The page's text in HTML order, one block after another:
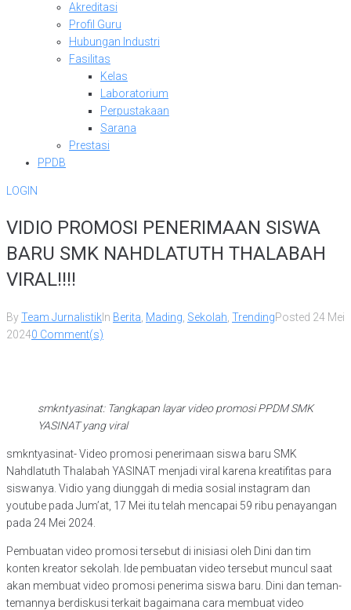
Akreditasi
Profil Guru
Hubungan Industri
Fasilitas
Kelas
Laboratorium
Perpustakaan
Sarana
Prestasi
PPDB
LOGIN
VIDIO PROMOSI PENERIMAAN SISWA
BARU SMK NAHDLATUTH THALABAH
VIRAL!!!!
ByTeam Jurnalistik In Berita Mading Sekolah TrendingPosted 24 Mei
20240 Comment(s)
smkntyasinat: Tangkapan layar video promosi PPDM SMK
YASINAT yang viral
smkntyasinat- Video promosi penerimaan siswa baru SMK
Nahdlatuth Thalabah YASINAT menjadi viral karena kreatifitas para
siswanya. Vidio yang diunggah di media sosial instagram dan
youtube pada Jum’at, 17 Mei itu telah mencapai 59 ribu penayangan
pada 24 Mei 2024.
Pembuatan video promosi tersebut di inisiasi oleh Dini dan tim
konten kreator sekolah. Ide pembuatan video tersebut muncul saat
akan membuat video promosi penerima siswa baru. Dini dan teman-
temannya berdiskusi terkait bagaimana cara membuat video